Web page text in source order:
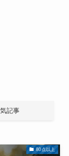
記事
80点以上